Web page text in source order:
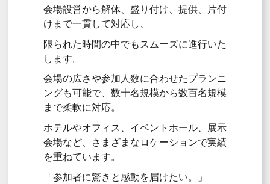
会場設営から解体、盛り付け、提供、片付
けまで一貫して対応し、
限られた時間の中でもスムーズに進行いた
します。
会場の広さや参加人数に合わせたプランニ
ングも可能で、数十名規模から数百名規模
まで柔軟に対応。
ホテルやオフィス、イベントホール、展示
会場など、さまざまなロケーションで実績
を重ねています。
「参加者に驚きと感動を届けたい。」